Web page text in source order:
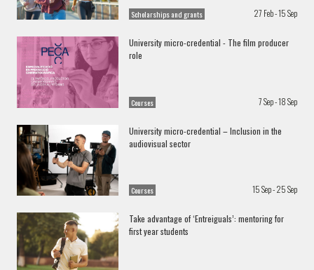
Scholarships and grants 27 Feb - 15 Sep
University micro-credential - The film producer
role
Courses 7 Sep - 18 Sep
University micro-credential – Inclusion in the
audiovisual sector
Courses 15 Sep - 25 Sep
Take advantage of ‘Entreiguals’: mentoring for
first year students